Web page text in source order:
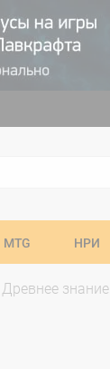
MTG НРИ
Древнее знание